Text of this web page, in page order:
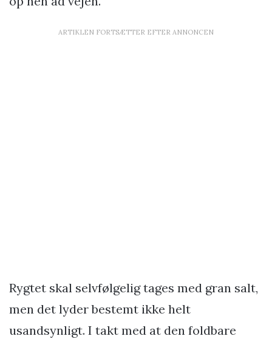
ARTIKLEN FORTSÆTTER EFTER ANNONCEN
Rygtet skal selvfølgelig tages med gran salt,
men det lyder bestemt ikke helt
usandsynligt. I takt med at den foldbare